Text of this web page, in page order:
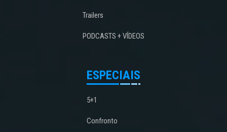
Trailers
PODCASTS + VÍDEOS
ESPECIAIS
5+1
Confronto